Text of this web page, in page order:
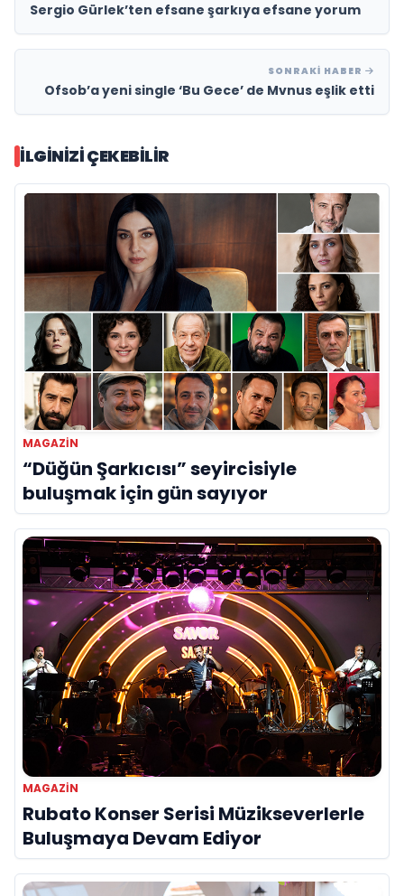
Sergio Gürlek’ten efsane şarkıya efsane yorum
SONRAKI HABER
Ofsob’a yeni single ‘Bu Gece’ de Mvnus eşlik etti
İLGINIZI ÇEKEBILIR
MAGAZİN
“Düğün Şarkıcısı” seyircisiyle
buluşmak için gün sayıyor
MAGAZİN
Rubato Konser Serisi Müzikseverlerle
Buluşmaya Devam Ediyor